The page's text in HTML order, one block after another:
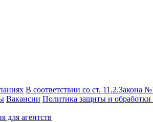
В соответствии со ст. 11.2.Закона
Вакансии Политика защиты и
для агентств